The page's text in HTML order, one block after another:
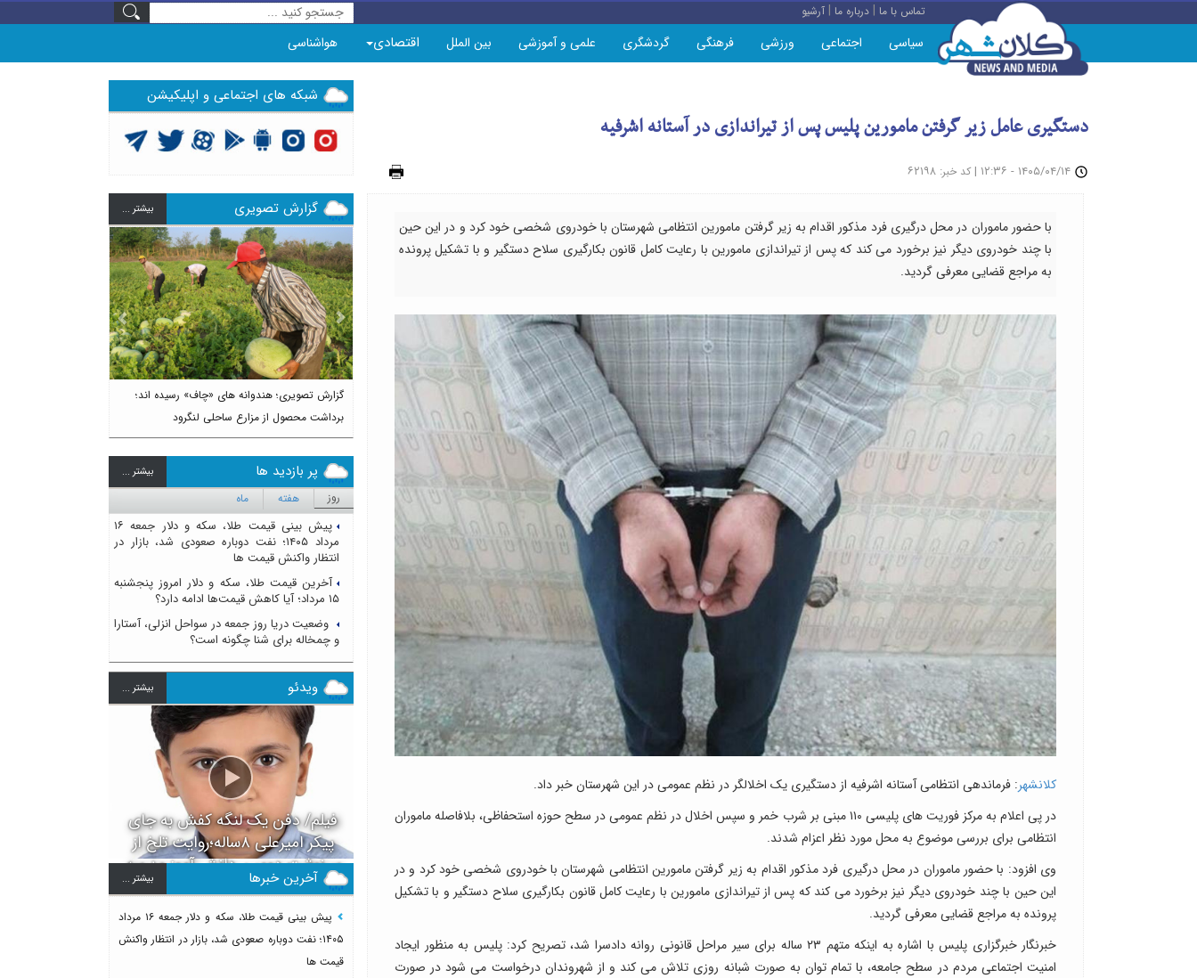
تماس با ما |درباره ما |آرشیو
سیاسی اجتماعی ورزشی فرهنگی گردشگری علمی و آموزشی بین الملل اقتصادی هواشناسی
دستگیری عامل زیر گرفتن مامورین پلیس پس از تیراندازی در آستانه اشرفیه
| کد خبر: ۶۲۱۹۸
با حضور ماموران در محل درگیری فرد مذکور اقدام به زیر گرفتن مامورین انتظامی شهرستان با خودروی شخصی خود کرد و در این حین
با چند خودروی دیگر نیز برخورد می کند که پس از تیراندازی مامورین با رعایت کامل قانون بکارگیری سلاح دستگیر و با تشکیل پرونده
به مراجع قضایی معرفی گردید.
کلانشهر: فرماندهی انتظامی آستانه اشرفیه از دستگیری یک اخلالگر در نظم عمومی در این شهرستان خبر داد.
در پی اعلام به مرکز فوریت های پلیسی ۱۱۰ مبنی بر شرب خمر و سپس اخلال در نظم عمومی در سطح حوزه استحفاظی، بلافاصله ماموران
انتظامی برای بررسی موضوع به محل مورد نظر اعزام شدند.
وی افزود: با حضور ماموران در محل درگیری فرد مذکور اقدام به زیر گرفتن مامورین انتظامی شهرستان با خودروی شخصی خود کرد و در
این حین با چند خودروی دیگر نیز برخورد می کند که پس از تیراندازی مامورین با رعایت کامل قانون بکارگیری سلاح دستگیر و با تشکیل
پرونده به مراجع قضایی معرفی گردید.
خبرنگار خبرگزاری پلیس با اشاره به اینکه متهم ۲۳ ساله برای سیر مراحل قانونی روانه دادسرا شد، تصریح کرد: پلیس به منظور ایجاد
امنیت اجتماعی مردم در سطح جامعه، با تمام توان به صورت شبانه روزی تلاش می کند و از شهروندان درخواست می شود در صورت
شبکه های اجتماعی و اپلیکیشن
گزارش تصویری بيشتر ...
گزارش تصویری؛ هندوانه های «چاف» رسیده اند؛
برداشت محصول از مزارع ساحلی لنگرود
Previous Next
پر بازدید ها بيشتر ...
روز هفته ماه
پیش بینی قیمت طلا، سکه و دلار جمعه ۱۶
مرداد ۱۴۰۵؛ نفت دوباره صعودی شد، بازار در
انتظار واکنش قیمت ها
آخرین قیمت طلا، سکه و دلار امروز پنجشنبه
۱۵ مرداد؛ آیا کاهش قیمت‌ها ادامه دارد؟
وضعیت دریا روز جمعه در سواحل انزلی، آستارا
و چمخاله برای شنا چگونه است؟
ویدئو بيشتر ...
فیلم/ دفن یک لنگه کفش به جای
پیکر امیرعلی ۸ساله؛روایت تلخ از
سرنوشت دومین دانش آموز مدرسه
میناب بعد از ماکان
آخرین خبرها بيشتر ...
پیش بینی قیمت طلا، سکه و دلار جمعه ۱۶ مرداد
۱۴۰۵؛ نفت دوباره صعودی شد، بازار در انتظار واکنش
قیمت ها